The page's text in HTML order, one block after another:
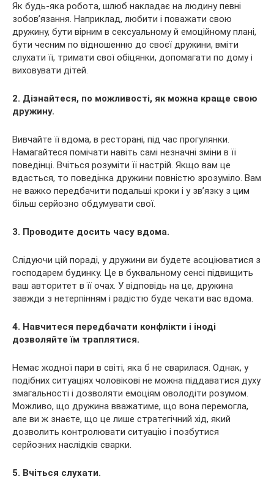
Як будь-яка робота, шлюб накладає на людину певні
зобов’язання. Наприклад, любити і поважати свою
дружину, бути вірним в сексуальному й емоційному плані,
бути чесним по відношенню до своєї дружини, вміти
слухати її, тримати свої обіцянки, допомагати по дому і
виховувати дітей.
2. Дізнайтеся, по можливості, як можна краще свою
дружину.
Вивчайте її вдома, в ресторані, під час прогулянки.
Намагайтеся помічати навіть самі незначні зміни в її
поведінці. Вчіться розуміти її настрій. Якщо вам це
вдасться, то поведінка дружини повністю зрозуміло. Вам
не важко передбачити подальші кроки і у зв’язку з цим
більш серйозно обдумувати свої.
3. Проводите досить часу вдома.
Слідуючи цій пораді, у дружини ви будете асоціюватися з
господарем будинку. Це в буквальному сенсі підвищить
ваш авторитет в її очах. У відповідь на це, дружина
завжди з нетерпінням і радістю буде чекати вас вдома.
4. Навчитеся передбачати конфлікти і іноді
дозволяйте їм траплятися.
Немає жодної пари в світі, яка б не сварилася. Однак, у
подібних ситуаціях чоловікові не можна піддаватися духу
змагальності і дозволяти емоціям оволодіти розумом.
Можливо, що дружина вважатиме, що вона перемогла,
але ви ж знаєте, що це лише стратегічний хід, який
дозволить контролювати ситуацію і позбутися
серйозних наслідків сварки.
5. Вчіться слухати.